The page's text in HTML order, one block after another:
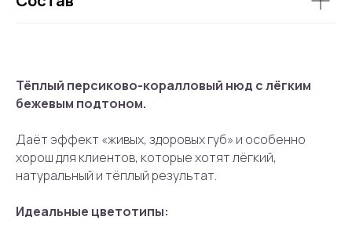
Тёплый персиково-коралловый нюд с лёгким
бежевым подтоном.
Даёт эффект «живых, здоровых губ» и особенно
хорош для клиентов, которые хотят лёгкий,
натуральный и тёплый результат.
Идеальные цветотипы: